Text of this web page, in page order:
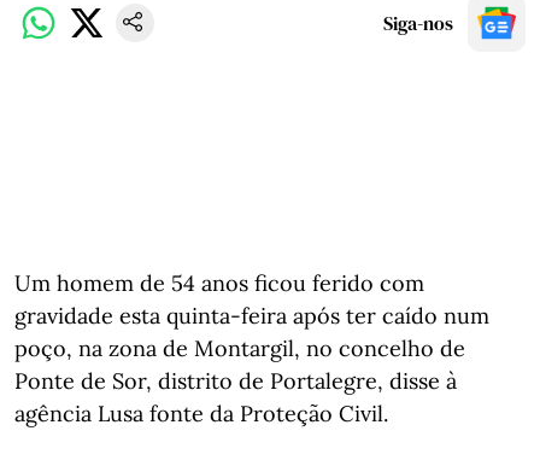
Siga-nos
Um homem de 54 anos ficou ferido com
gravidade esta quinta-feira após ter caído num
poço, na zona de Montargil, no concelho de
Ponte de Sor, distrito de Portalegre, disse à
agência Lusa fonte da Proteção Civil.